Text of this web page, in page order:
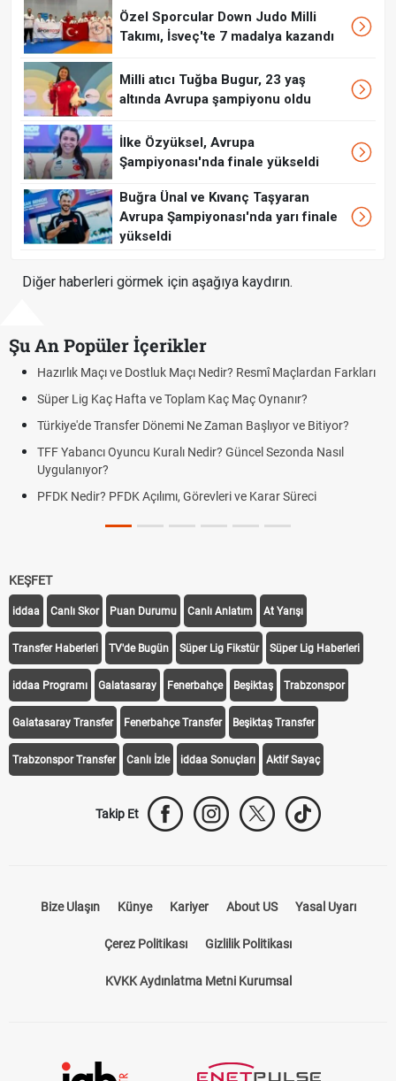
Özel Sporcular Down Judo Milli
Takımı, İsveç'te 7 madalya kazandı
Milli atıcı Tuğba Bugur, 23 yaş
altında Avrupa şampiyonu oldu
İlke Özyüksel, Avrupa
Şampiyonası'nda finale yükseldi
Buğra Ünal ve Kıvanç Taşyaran
Avrupa Şampiyonası'nda yarı finale
yükseldi
Diğer haberleri görmek için aşağıya kaydırın.
Şu An Popüler İçerikler
Maçı Nedir? Resmî Maçlardan Farkları
Toplam Kaç Maç Oynanır?
Ne Zaman Başlıyor ve Bitiyor?
Nedir? Güncel Sezonda Nasıl
Görevleri ve Karar Süreci
Puan Durumunda AG,
Skor Ne Demek?
Futbol Nasıl Oynanır?
Deplasman Golü
DGS Sonuçları Ne
KEŞFET
iddaa Canlı Skor Puan Durumu Canlı Anlatım At Yarışı
Transfer Haberleri TV'de Bugün Süper Lig Fikstür Süper Lig Haberleri
iddaa Programı Galatasaray Fenerbahçe Beşiktaş Trabzonspor
Galatasaray Transfer Fenerbahçe Transfer Beşiktaş Transfer
Trabzonspor Transfer Canlı İzle iddaa Sonuçları Aktif Sayaç